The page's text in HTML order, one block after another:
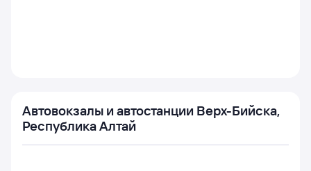
Автовокзалы и автостанции Верх-Бийска,
Республика Алтай